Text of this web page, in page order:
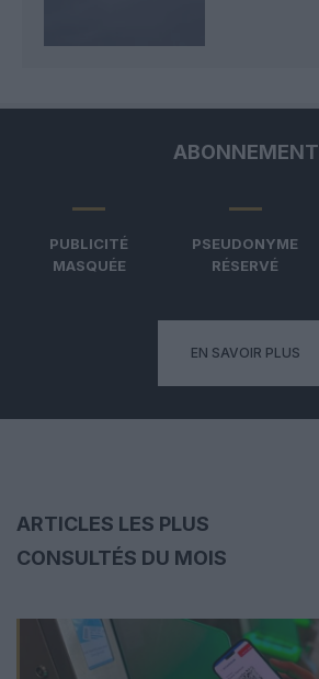
ABONNEMENT
PUBLICITÉ
MASQUÉE
PSEUDONYME
RÉSERVÉ
EN SAVOIR PLUS
ARTICLES LES PLUS
CONSULTÉS DU MOIS